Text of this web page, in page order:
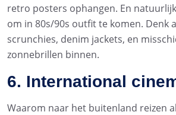
retro posters ophangen. En
om in 80s/90s outfit te komen. Denk
scrunchies, denim jackets, en
zonnebrillen binnen.
6. International
Waarom naar het buitenland reizen